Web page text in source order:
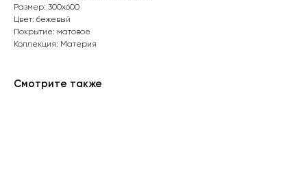
Размер: 300х600
Цвет: бежевый
Покрытие: матовое
Коллекция: Материя
Смотрите также